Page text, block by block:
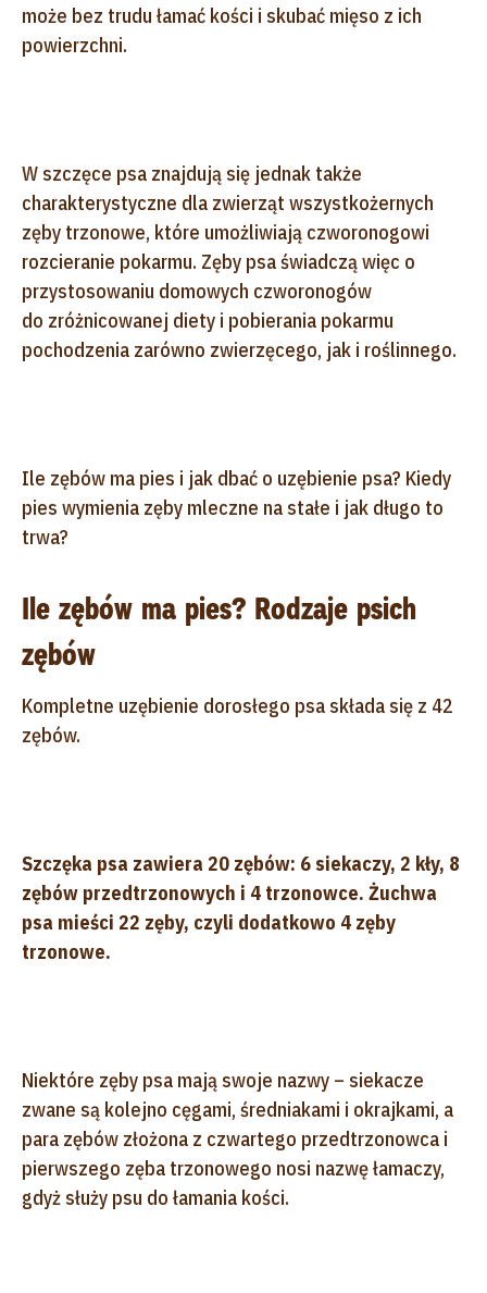
może bez trudu łamać kości i skubać mięso z ich
powierzchni.
W szczęce psa znajdują się jednak także
charakterystyczne dla zwierząt wszystkożernych
zęby trzonowe, które umożliwiają czworonogowi
rozcieranie pokarmu. Zęby psa świadczą więc o
przystosowaniu domowych czworonogów
do zróżnicowanej diety i pobierania pokarmu
pochodzenia zarówno zwierzęcego, jak i roślinnego.
Ile zębów ma pies i jak dbać o uzębienie psa? Kiedy
pies wymienia zęby mleczne na stałe i jak długo to
trwa?
Ile zębów ma pies? Rodzaje psich
zębów
Kompletne uzębienie dorosłego psa składa się z 42
zębów.
Szczęka psa zawiera 20 zębów: 6 siekaczy, 2 kły, 8
zębów przedtrzonowych i 4 trzonowce. Żuchwa
psa mieści 22 zęby, czyli dodatkowo 4 zęby
trzonowe.
Niektóre zęby psa mają swoje nazwy – siekacze
zwane są kolejno cęgami, średniakami i okrajkami, a
para zębów złożona z czwartego przedtrzonowca i
pierwszego zęba trzonowego nosi nazwę łamaczy,
gdyż służy psu do łamania kości.